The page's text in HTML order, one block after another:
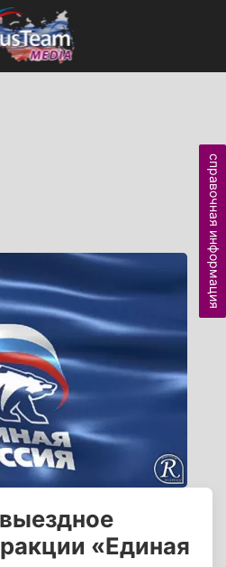
«Единая
справочная информация